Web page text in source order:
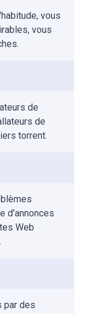
vous
vous
de
de
torrent.
d'annonces
Web
par des